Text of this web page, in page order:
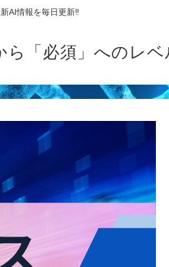
AI情報を毎日更新‼
ら「必須」へのレベ